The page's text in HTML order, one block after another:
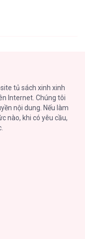
tủ sách xinh xinh
Internet. Chúng tôi
nội dung. Nếu làm
nào, khi có yêu cầu,